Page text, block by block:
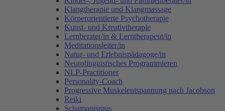
Klangtherapie und Klangmassage
Körperorientierte Psychotherapie
Kunst- und Kreativtherapie
Lernberater/in & Lerntherapeut/in
Meditationsleiter/in
Natur- und Erlebnispädagoge/in
Neurolinguistisches Programmieren
NLP-Practitioner
Personality-Coach
Progressive Muskelentspannung nach Jacobson
Reiki
Schamanismus